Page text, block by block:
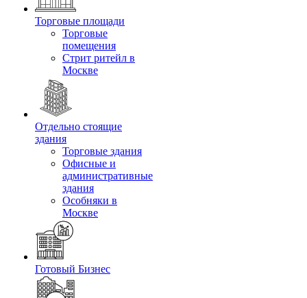
Торговые площади
Торговые
помещения
Стрит ритейл в
Москве
Отдельно стоящие
здания
Торговые здания
Офисные и
административные
здания
Особняки в
Москве
Готовый Бизнес